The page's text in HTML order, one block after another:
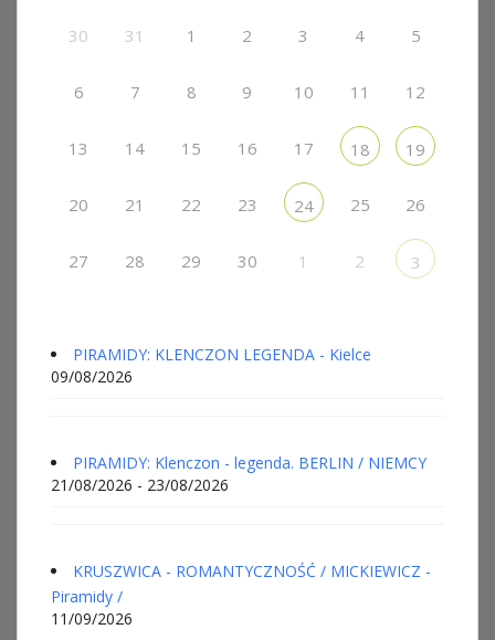
30 31 1 2 3 4 5
6 7 8 9 10 11 12
13 14 15 16 17 18 19
20 21 22 23 24 25 26
27 28 29 30 1 2 3
PIRAMIDY: KLENCZON LEGENDA - Kielce
09/08/2026
PIRAMIDY: Klenczon - legenda. BERLIN / NIEMCY
21/08/2026 - 23/08/2026
KRUSZWICA - ROMANTYCZNOŚĆ / MICKIEWICZ -
Piramidy /
11/09/2026